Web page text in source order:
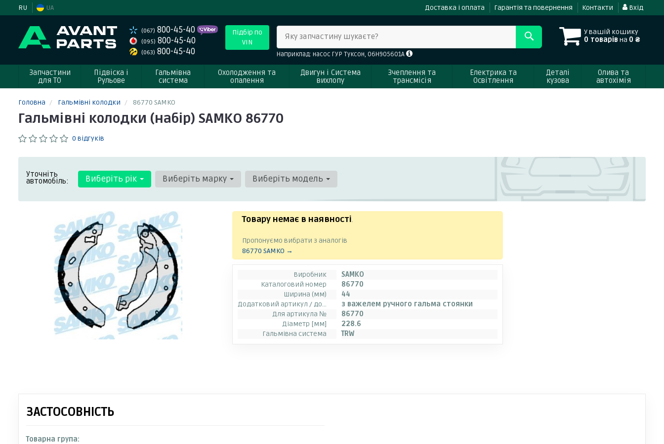
RU UA Доставка і оплата Гарантія та повернення Контакти Вхід
(067) 800-45-40
(095) 800-45-40
(063) 800-45-40
Підбір по
VIN
У вашій кошику
0 товарів на 0 ₴
Яку запчастину шукаєте?
Наприклад: насос ГУР Туксон, 06H905601A
Запчастини
для ТО
Підвіска і
Рульове
Гальмівна
система
Охолодження та
опалення
Двигун і Система
вихлопу
Зчеплення та
трансмісія
Електрика та
Освітлення
Деталі
кузова
Олива та
автохімія
Головна Гальмівні колодки 86770 SAMKO
Гальмівні колодки (набір) SAMKO 86770
0 відгуків
Уточніть
автомобіль: Виберіть рік Виберіть марку Виберіть модель
Товару немає в наявності.
Пропонуємо вибрати з аналогів
86770 SAMKO →
Виробник
SAMKO
Каталоговий номер
86770
Ширина (мм)
44
Додатковий артикул / додаткова інформація 2
з важелем ручного гальма стоянки
Для артикула №
86770
Діаметр [мм]
228.6
Гальмівна система
TRW
ЗАСТОСОВНІСТЬ
Товарна група: